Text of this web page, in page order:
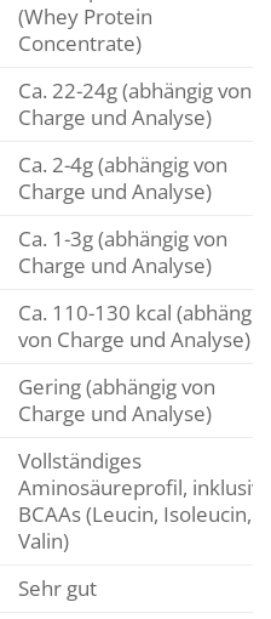
(Whey Protein
Concentrate)
Ca. 22-24g (abhängig von
Charge und Analyse)
Ca. 2-4g (abhängig von
Charge und Analyse)
Ca. 1-3g (abhängig von
Charge und Analyse)
Ca. 110-130 kcal (abhängig
von Charge und Analyse)
Gering (abhängig von
Charge und Analyse)
Vollständiges
Aminosäureprofil,
BCAAs (Leucin, Isoleucin,
Valin)
Sehr gut